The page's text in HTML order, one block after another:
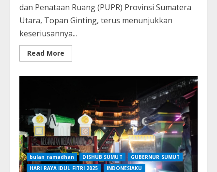
dan Penataan Ruang (PUPR) Provinsi Sumatera
Utara, Topan Ginting, terus menunjukkan
keseriusannya...
Read More
more
Ginting
Kunjungi
UPTD
Sidikalang
bulan ramadhan DISHUB SUMUT
GUBERNUR SUMUT
HARI RAYA IDUL FITRI 2025
INDONESIAKU